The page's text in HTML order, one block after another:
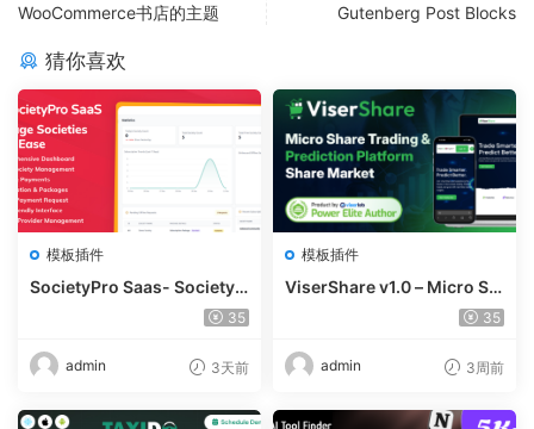
WooCommerce书店的主题
Gutenberg Post Blocks
猜你喜欢
模板插件
SocietyPro Saas- Society
Management Software v1.35
admin 3天前
模板插件
ViserShare v1.0 – Micro Sh
are Trading And Prediction
35
admin 3周前